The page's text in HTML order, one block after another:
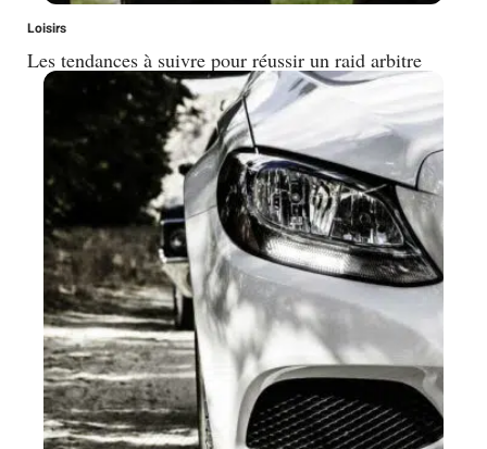
Loisirs
Les tendances à suivre pour réussir un raid arbitre